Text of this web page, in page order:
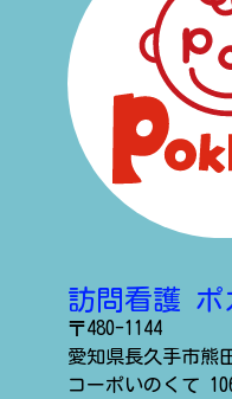
訪問看護 ポ
〒480-1144
愛知県長久手市熊
コーポいのくて